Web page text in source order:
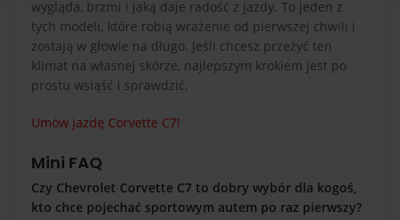
wygląda, brzmi i jaką daje radość z jazdy. To jeden z
tych modeli, które robią wrażenie od pierwszej chwili i
zostają w głowie na długo. Jeśli chcesz przeżyć ten
klimat na własnej skórze, najlepszym krokiem jest po
prostu wsiąść i sprawdzić.
Umów jazdę Corvette C7!
Mini FAQ
Czy Chevrolet Corvette C7 to dobry wybór dla kogoś,
kto chce pojechać sportowym autem po raz pierwszy?